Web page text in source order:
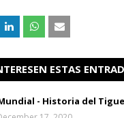
ESTAS
- Historia del